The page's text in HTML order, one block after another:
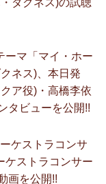
マ「マイ・ホー
ネス)、本日発
ア役)・高橋李依
タビューを公開!!
ケストラコンサ
ケストラコンサー
画を公開!!